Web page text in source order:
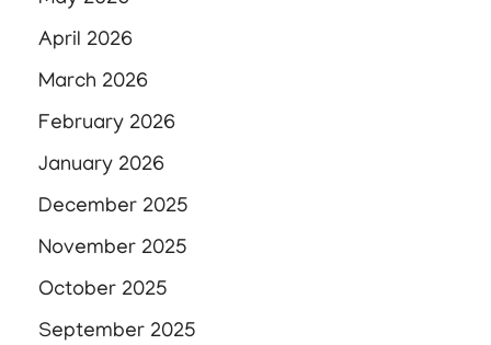
April 2026
March 2026
February 2026
January 2026
December 2025
November 2025
October 2025
September 2025